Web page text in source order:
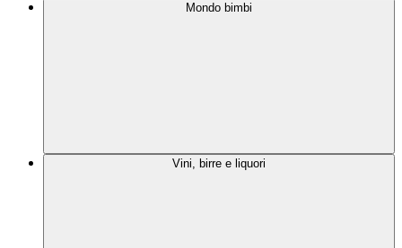
Mondo bimbi
Vini, birre e liquori